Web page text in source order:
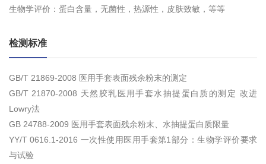
生物学评价：蛋白含量，无菌性，热源性，皮肤致敏，等等
检测标准
GB/T 21869-2008 医用手套表面残余粉末的测定
GB/T 21870-2008 天然胶乳医用手套水抽提蛋白质的测定 改进
Lowry法
GB 24788-2009 医用手套表面残余粉末、水抽提蛋白质限量
YY/T 0616.1-2016 一次性使用医用手套第1部分：生物学评价要求
与试验